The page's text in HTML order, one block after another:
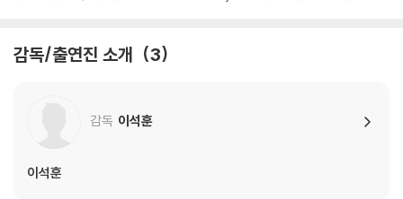
감독/출연진 소개 3
감독 이석훈
이석훈